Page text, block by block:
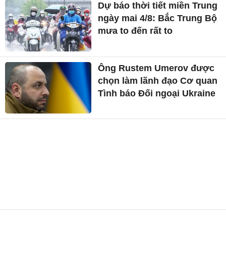
Dự báo thời tiết miền Trung
ngày mai 4/8: Bắc Trung Bộ
mưa to đến rất to
Ông Rustem Umerov được
chọn làm lãnh đạo Cơ quan
Tình báo Đối ngoại Ukraine